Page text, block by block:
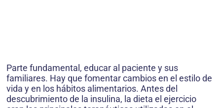
Parte fundamental, educar al paciente y sus
familiares. Hay que fomentar cambios en el estilo de
vida y en los hábitos alimentarios. Antes del
descubrimiento de la insulina, la dieta el ejercicio